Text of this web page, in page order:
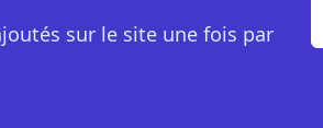
sur le site une fois par